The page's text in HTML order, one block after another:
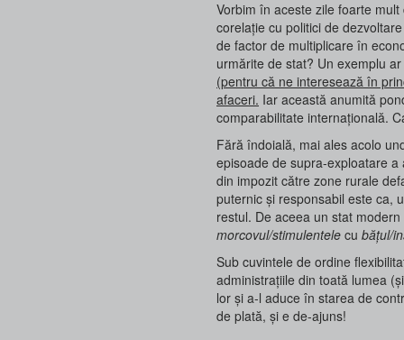
Vorbim în aceste zile foarte
corelație cu politici de
de factor de multiplicare în
urmărite de stat? Un exemplu
(pentru că ne interesează în
afaceri. Iar această anumită
comparabilitate internațională.
Fără îndoială, mai ales acolo
episoade de supra-exploatare
din impozit către zone rurale
puternic și responsabil este ca,
restul. De aceea un stat
morcovul/stimulentele cu bățul/
Sub cuvintele de ordine
administrațiile din toată lumea
lor și a-l aduce în starea de
de plată, și e de-ajuns!